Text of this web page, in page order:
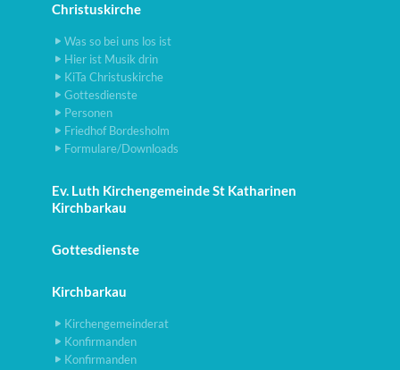
Christuskirche
Was so bei uns los ist
Hier ist Musik drin
KiTa Christuskirche
Gottesdienste
Personen
Friedhof Bordesholm
Formulare/Downloads
Ev. Luth Kirchengemeinde St Katharinen
Kirchbarkau
Gottesdienste
Kirchbarkau
Kirchengemeinderat
Konfirmanden
Konfirmanden